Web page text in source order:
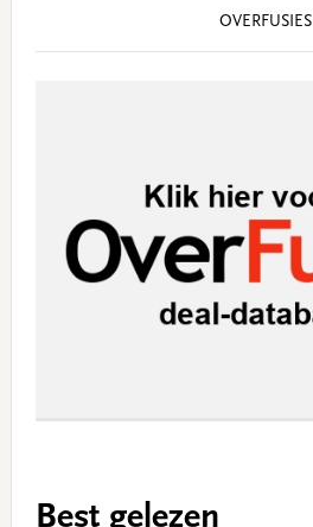
OVERFUSIES
Best gelezen